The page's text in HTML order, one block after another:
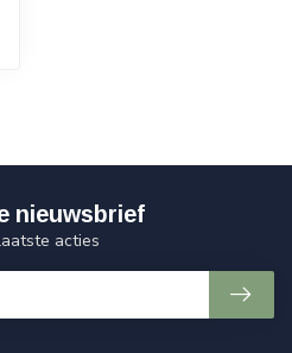
nieuwsbrief
acties